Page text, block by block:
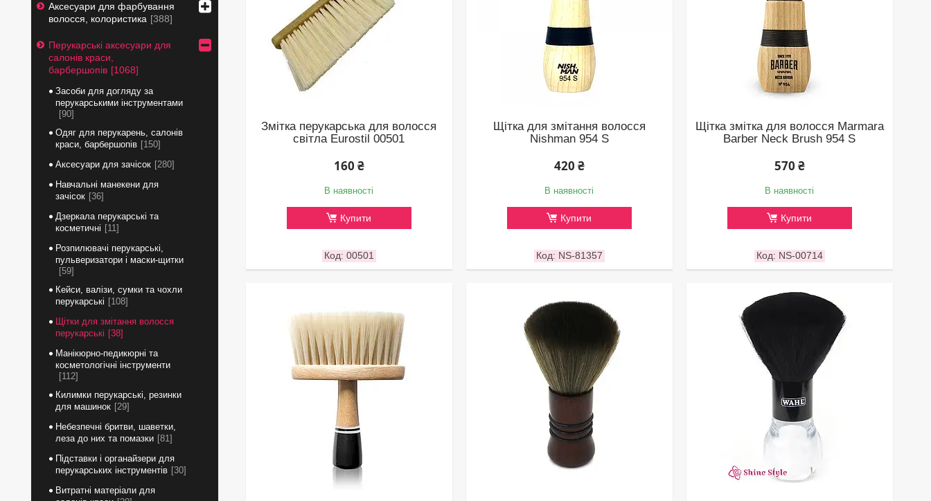
Змітка перукарська для волосся
світла Eurostil 00501
160 ₴
В наявності
Купити
00501
Щітка для змітання волосся
Nishman 954 S
420 ₴
В наявності
Купити
NS-81357
Щітка змітка для волосся Marmara
Barber Neck Brush 954 S
570 ₴
В наявності
Купити
NS-00714
Аксесуари для фарбування
волосся, колористика 388
Перукарські аксесуари для
салонів краси,
барбершопів
1068
Засоби для догляду за
перукарськими інструментами
90
Одяг для перукарень, салонів
краси, барбершопів
150
Аксесуари для зачісок 280
Навчальні манекени для
зачісок 36
Дзеркала перукарські та
косметичні
11
Розпилювачі перукарські,
пульверизатори і маски-щитки
59
Кейси, валізи, сумки та чохли
перукарські
108
Щітки для змітання волосся
перукарські
38
Манікюрно-педикюрні та
косметологічні інструменти
112
Килимки перукарські, резинки
для машинок 29
Небезпечні бритви, шаветки,
леза до них та помазки 81
Підставки і органайзери для
перукарських інструментів 30
Витратні матеріали для